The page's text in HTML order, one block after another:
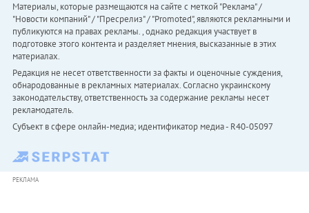
Материалы, которые размещаются на сайте с меткой "Реклама" /
"Новости компаний" / "Пресрелиз" / "Promoted", являются рекламными и
публикуются на правах рекламы. , однако редакция участвует в
подготовке этого контента и разделяет мнения, высказанные в этих
материалах.
Редакция не несет ответственности за факты и оценочные суждения,
обнародованные в рекламных материалах. Согласно украинскому
законодательству, ответственность за содержание рекламы несет
рекламодатель.
Субъект в сфере онлайн-медиа; идентификатор медиа - R40-05097
РЕКЛАМА